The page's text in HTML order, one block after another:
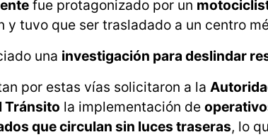
fue protagonizado por un
y tuvo que ser trasladado a un centro
una investigación para deslindar
por estas vías solicitaron a la
Tránsito la implementación de
que circulan sin luces traseras, lo